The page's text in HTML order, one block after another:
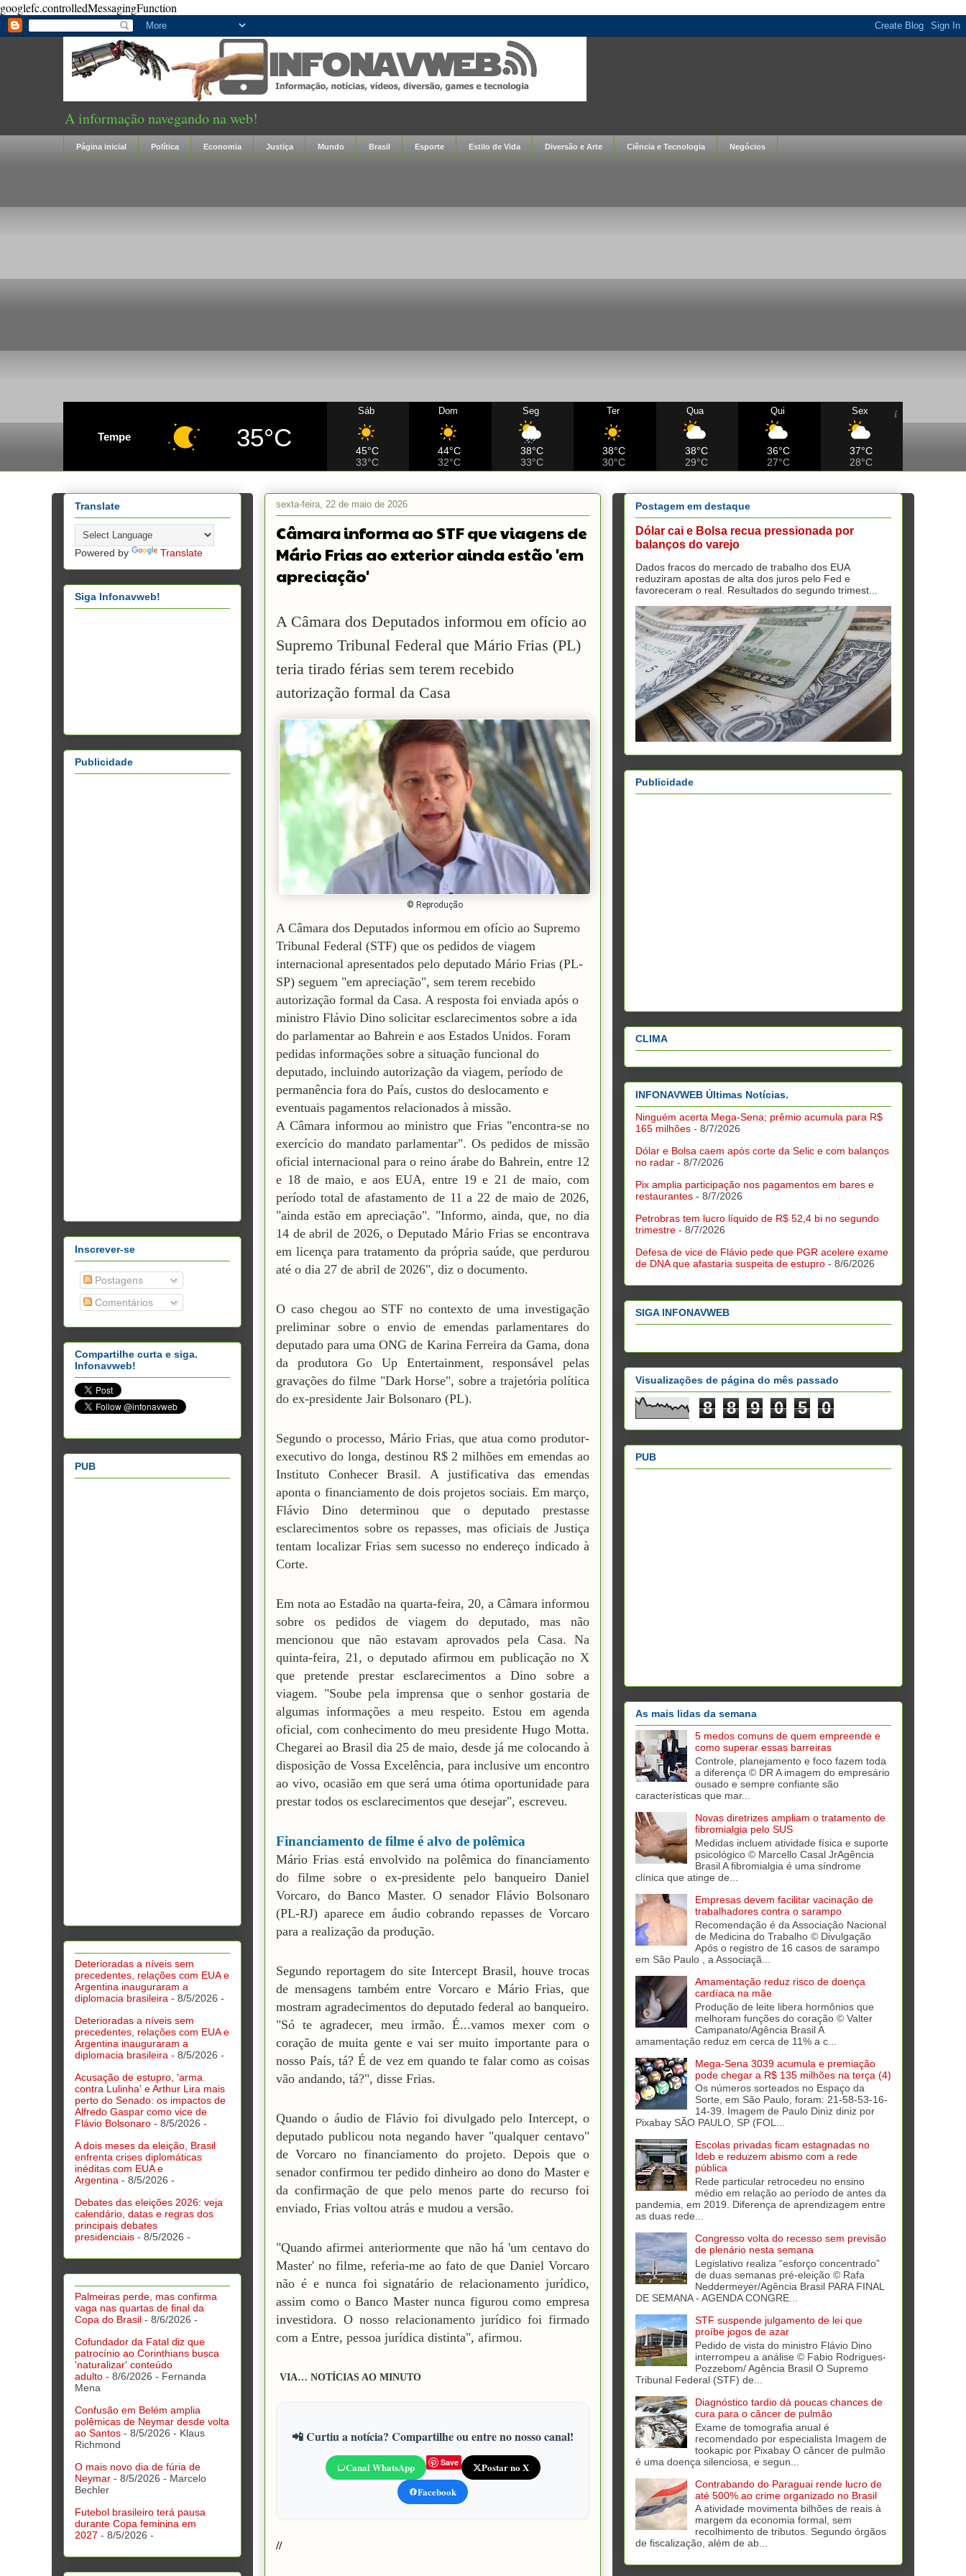
googlefc.controlledMessagingFunction
A informação navegando na web!
Página inicial Política Economia Justiça Mundo Brasil Esporte Estilo de Vida Diversão e Arte Ciência e Tecnologia Negócios
Tempe 35°C
Sáb
45°C
33°C
Dom
44°C
32°C
Seg
38°C
33°C
Ter
38°C
30°C
Qua
38°C
29°C
Qui
36°C
27°C
Sex
37°C
28°C
sexta-feira, 22 de maio de 2026
Câmara informa ao STF que viagens de
Mário Frias ao exterior ainda estão 'em
apreciação'
A Câmara dos Deputados informou em ofício ao
Supremo Tribunal Federal que Mário Frias (PL)
teria tirado férias sem terem recebido
autorização formal da Casa
© Reprodução
A Câmara dos Deputados informou em ofício ao Supremo
Tribunal Federal (STF) que os pedidos de viagem
internacional apresentados pelo deputado Mário Frias (PL-
SP) seguem "em apreciação", sem terem recebido
autorização formal da Casa. A resposta foi enviada após o
ministro Flávio Dino solicitar esclarecimentos sobre a ida
do parlamentar ao Bahrein e aos Estados Unidos. Foram
pedidas informações sobre a situação funcional do
deputado, incluindo autorização da viagem, período de
permanência fora do País, custos do deslocamento e
eventuais pagamentos relacionados à missão.
A Câmara informou ao ministro que Frias "encontra-se no
exercício do mandato parlamentar". Os pedidos de missão
oficial internacional para o reino árabe do Bahrein, entre 12
e 18 de maio, e aos EUA, entre 19 e 21 de maio, com
período total de afastamento de 11 a 22 de maio de 2026,
"ainda estão em apreciação". "Informo, ainda, que, no dia
14 de abril de 2026, o Deputado Mário Frias se encontrava
em licença para tratamento da própria saúde, que perdurou
até o dia 27 de abril de 2026", diz o documento.
O caso chegou ao STF no contexto de uma investigação
preliminar sobre o envio de emendas parlamentares do
deputado para uma ONG de Karina Ferreira da Gama, dona
da produtora Go Up Entertainment, responsável pelas
gravações do filme "Dark Horse", sobre a trajetória política
do ex-presidente Jair Bolsonaro (PL).
Segundo o processo, Mário Frias, que atua como produtor-
executivo do longa, destinou R$ 2 milhões em emendas ao
Instituto Conhecer Brasil. A justificativa das emendas
aponta o financiamento de dois projetos sociais. Em março,
Flávio Dino determinou que o deputado prestasse
esclarecimentos sobre os repasses, mas oficiais de Justiça
tentam localizar Frias sem sucesso no endereço indicado à
Corte.
Em nota ao Estadão na quarta-feira, 20, a Câmara informou
sobre os pedidos de viagem do deputado, mas não
mencionou que não estavam aprovados pela Casa. Na
quinta-feira, 21, o deputado afirmou em publicação no X
que pretende prestar esclarecimentos a Dino sobre a
viagem. "Soube pela imprensa que o senhor gostaria de
algumas informações a meu respeito. Estou em agenda
oficial, com conhecimento do meu presidente Hugo Motta.
Chegarei ao Brasil dia 25 de maio, desde já me colocando à
disposição de Vossa Excelência, para inclusive um encontro
ao vivo, ocasião em que será uma ótima oportunidade para
prestar todos os esclarecimentos que desejar", escreveu.
Financiamento de filme é alvo de polêmica
Mário Frias está envolvido na polêmica do financiamento
do filme sobre o ex-presidente pelo banqueiro Daniel
Vorcaro, do Banco Master. O senador Flávio Bolsonaro
(PL-RJ) aparece em áudio cobrando repasses de Vorcaro
para a realização da produção.
Segundo reportagem do site Intercept Brasil, houve trocas
de mensagens também entre Vorcaro e Mário Frias, que
mostram agradecimentos do deputado federal ao banqueiro.
"Só te agradecer, meu irmão. É...vamos mexer com o
coração de muita gente e vai ser muito importante para o
nosso País, tá? É de vez em quando te falar como as coisas
vão andando, tá?", disse Frias.
Quando o áudio de Flávio foi divulgado pelo Intercept, o
deputado publicou nota negando haver "qualquer centavo"
de Vorcaro no financiamento do projeto. Depois que o
senador confirmou ter pedido dinheiro ao dono do Master e
da confirmação de que pelo menos parte do recurso foi
enviado, Frias voltou atrás e mudou a versão.
"Quando afirmei anteriormente que não há 'um centavo do
Master' no filme, referia-me ao fato de que Daniel Vorcaro
não é e nunca foi signatário de relacionamento jurídico,
assim como o Banco Master nunca figurou como empresa
investidora. O nosso relacionamento jurídico foi firmado
com a Entre, pessoa jurídica distinta", afirmou.
VIA… NOTÍCIAS AO MINUTO
📲 Curtiu a notícia? Compartilhe ou entre no nosso canal!
Canal WhatsApp Save
Postar no X
Facebook
//
Translate
Powered by Translate
Siga Infonavweb!
Publicidade
Inscrever-se
Postagens
Comentários
Compartilhe curta e siga.
Infonavweb!
PUB
Deterioradas a níveis sem
precedentes, relações com EUA e
Argentina inauguraram a
diplomacia brasileira - 8/5/2026 -
Deterioradas a níveis sem
precedentes, relações com EUA e
Argentina inauguraram a
diplomacia brasileira - 8/5/2026 -
Acusação de estupro, 'arma
contra Lulinha' e Arthur Lira mais
perto do Senado: os impactos de
Alfredo Gaspar como vice de
Flávio Bolsonaro - 8/5/2026 -
A dois meses da eleição, Brasil
enfrenta crises diplomáticas
inéditas com EUA e
Argentina - 8/5/2026 -
Debates das eleições 2026: veja
calendário, datas e regras dos
principais debates
presidenciais - 8/5/2026 -
Palmeiras perde, mas confirma
vaga nas quartas de final da
Copa do Brasil - 8/6/2026 -
Cofundador da Fatal diz que
patrocínio ao Corinthians busca
'naturalizar' conteúdo
adulto - 8/6/2026 - Fernanda
Mena
Confusão em Belém amplia
polêmicas de Neymar desde volta
ao Santos - 8/5/2026 - Klaus
Richmond
O mais novo dia de fúria de
Neymar - 8/5/2026 - Marcelo
Bechler
Futebol brasileiro terá pausa
durante Copa feminina em
2027 - 8/5/2026 -
Postagem em destaque
Dólar cai e Bolsa recua pressionada por
balanços do varejo
Dados fracos do mercado de trabalho dos EUA
reduziram apostas de alta dos juros pelo Fed e
favoreceram o real. Resultados do segundo trimest...
Publicidade
CLIMA
INFONAVWEB Últimas Notícias.
Ninguém acerta Mega-Sena; prêmio acumula para R$
165 milhões - 8/7/2026
Dólar e Bolsa caem após corte da Selic e com balanços
no radar - 8/7/2026
Pix amplia participação nos pagamentos em bares e
restaurantes - 8/7/2026
Petrobras tem lucro líquido de R$ 52,4 bi no segundo
trimestre - 8/7/2026
Defesa de vice de Flávio pede que PGR acelere exame
de DNA que afastaria suspeita de estupro - 8/6/2026
SIGA INFONAVWEB
Visualizações de página do mês passado
8 8 9 0 5 0
PUB
As mais lidas da semana
5 medos comuns de quem empreende e
como superar essas barreiras
Controle, planejamento e foco fazem toda
a diferença © DR A imagem do empresário
ousado e sempre confiante são
características que mar...
Novas diretrizes ampliam o tratamento de
fibromialgia pelo SUS
Medidas incluem atividade física e suporte
psicológico © Marcello Casal JrAgência
Brasil A fibromialgia é uma síndrome
clínica que atinge de...
Empresas devem facilitar vacinação de
trabalhadores contra o sarampo
Recomendação é da Associação Nacional
de Medicina do Trabalho © Divulgação
Após o registro de 16 casos de sarampo
em São Paulo , a Associaçã...
Amamentação reduz risco de doença
cardíaca na mãe
Produção de leite libera hormônios que
melhoram funções do coração © Valter
Campanato/Agência Brasil A
amamentação reduz em cerca de 11% a c...
Mega-Sena 3039 acumula e premiação
pode chegar a R$ 135 milhões na terça (4)
Os números sorteados no Espaço da
Sorte, em São Paulo, foram: 21-58-53-16-
14-39. Imagem de Paulo Diniz diniz por
Pixabay SÃO PAULO, SP (FOL...
Escolas privadas ficam estagnadas no
Ideb e reduzem abismo com a rede
pública
Rede particular retrocedeu no ensino
médio em relação ao período de antes da
pandemia, em 2019. Diferença de aprendizagem entre
as duas rede...
Congresso volta do recesso sem previsão
de plenário nesta semana
Legislativo realiza “esforço concentrado”
de duas semanas pré-eleição © Rafa
Neddermeyer/Agência Brasil PARA FINAL
DE SEMANA - AGENDA CONGRE...
STF suspende julgamento de lei que
proíbe jogos de azar
Pedido de vista do ministro Flávio Dino
interrompeu a análise © Fabio Rodrigues-
Pozzebom/ Agência Brasil O Supremo
Tribunal Federal (STF) de...
Diagnóstico tardio dá poucas chances de
cura para o câncer de pulmão
Exame de tomografia anual é
recomendado por especialista Imagem de
tookapic por Pixabay O câncer de pulmão
é uma doença silenciosa, e segun...
Contrabando do Paraguai rende lucro de
até 500% ao crime organizado no Brasil
A atividade movimenta bilhões de reais à
margem da economia formal, sem
recolhimento de tributos. Segundo órgãos
de fiscalização, além de ab...